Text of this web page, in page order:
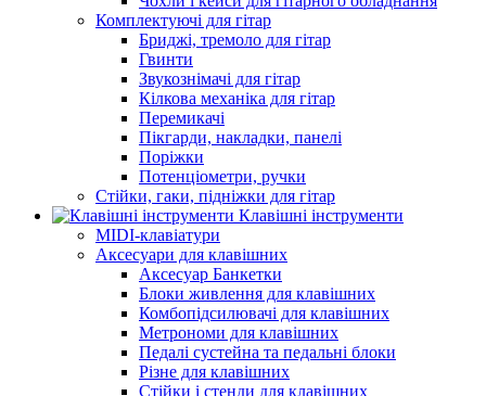
Комплектуючі для гітар
Бриджі, тремоло для гітар
Гвинти
Звукознімачі для гітар
Кілкова механіка для гітар
Перемикачі
Пікгарди, накладки, панелі
Поріжки
Потенціометри, ручки
Стійки, гаки, підніжки для гітар
Клавішні інструменти
MIDI-клавіатури
Аксесуари для клавішних
Аксесуар Банкетки
Блоки живлення для клавішних
Комбопідсилювачі для клавішних
Метрономи для клавішних
Педалі сустейна та педальні блоки
Різне для клавішних
Стійки і стенди для клавішних